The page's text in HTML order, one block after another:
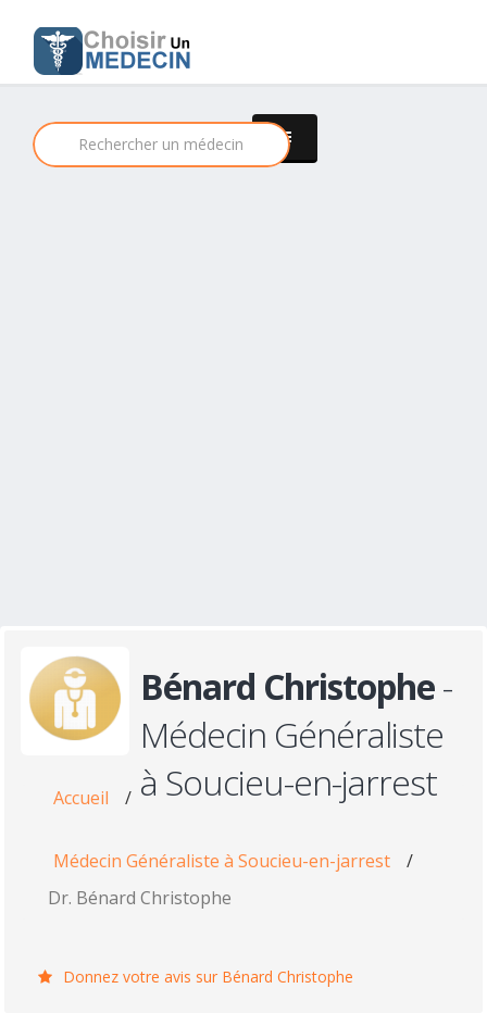
Bénard Christophe-
Médecin Généraliste
à Soucieu-en-jarrest
Accueil /
Médecin Généraliste à Soucieu-en-jarrest
/
Dr. Bénard Christophe
Donnez votre avis sur Bénard Christophe